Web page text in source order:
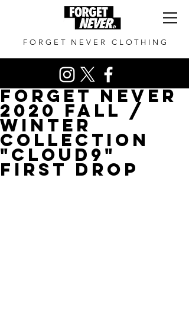
FORGET NEVER CLOTHING
FORGET NEVER
2020 FALL /
WINTER
COLLECTION
"CLOUD9"
FIRST DROP